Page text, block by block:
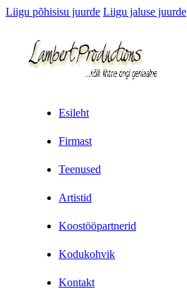
Liigu põhisisu juurde Liigu jaluse juurde
Esileht
Firmast
Teenused
Artistid
Koostööpartnerid
Kodukohvik
Kontakt